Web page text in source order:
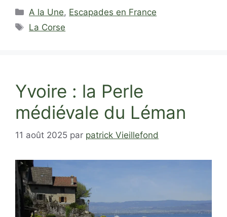
Catégories
A la Une, Escapades en France
Étiquettes
La Corse
Yvoire : la Perle
médiévale du Léman
11 août 2025 par patrick Vieillefond